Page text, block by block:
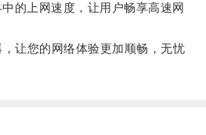
的上网速度，让用户畅享高速网
您的网络体验更加顺畅，无忧